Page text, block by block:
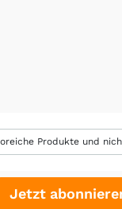
Produkte und
Jetzt